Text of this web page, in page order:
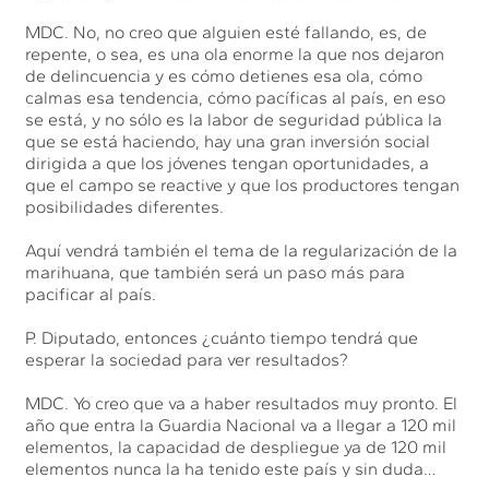
MDC. No, no creo que alguien esté fallando, es, de
repente, o sea, es una ola enorme la que nos dejaron
de delincuencia y es cómo detienes esa ola, cómo
calmas esa tendencia, cómo pacíficas al país, en eso
se está, y no sólo es la labor de seguridad pública la
que se está haciendo, hay una gran inversión social
dirigida a que los jóvenes tengan oportunidades, a
que el campo se reactive y que los productores tengan
posibilidades diferentes.
Aquí vendrá también el tema de la regularización de la
marihuana, que también será un paso más para
pacificar al país.
P. Diputado, entonces ¿cuánto tiempo tendrá que
esperar la sociedad para ver resultados?
MDC. Yo creo que va a haber resultados muy pronto. El
año que entra la Guardia Nacional va a llegar a 120 mil
elementos, la capacidad de despliegue ya de 120 mil
elementos nunca la ha tenido este país y sin duda…